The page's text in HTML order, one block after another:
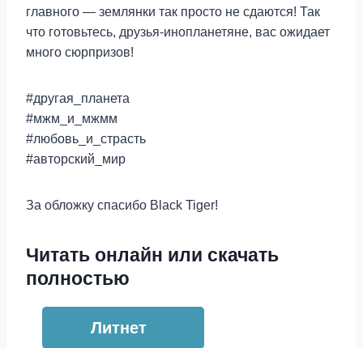
главного — землянки так просто не сдаются! Так
что готовьтесь, друзья-инопланетяне, вас ожидает
много сюрпризов!
#другая_планета
#мжм_и_мжмм
#любовь_и_страсть
#авторский_мир
За обложку спасибо Black Tiger!
Читать онлайн или скачать
полностью
Литнет